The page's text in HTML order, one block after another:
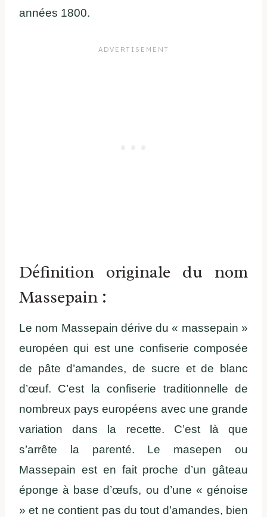
années 1800.
Définition originale du nom
Massepain :
Le nom Massepain dérive du « massepain »
européen qui est une confiserie composée
de pâte d’amandes, de sucre et de blanc
d’œuf. C’est la confiserie traditionnelle de
nombreux pays européens avec une grande
variation dans la recette. C’est là que
s’arrête la parenté. Le masepen ou
Massepain est en fait proche d’un gâteau
éponge à base d’œufs, ou d’une « génoise
» et ne contient pas du tout d’amandes, bien